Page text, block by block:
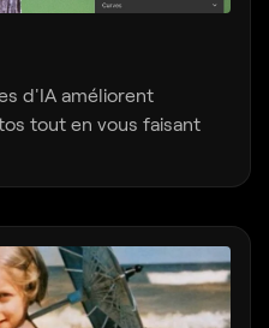
d'IA améliorent
tout en vous faisant